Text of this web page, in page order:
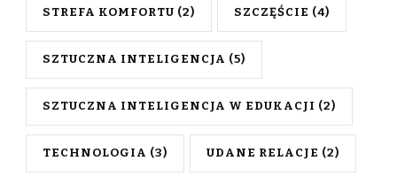
STREFA KOMFORTU (2) SZCZĘŚCIE (4)
SZTUCZNA INTELIGENCJA (5)
SZTUCZNA INTELIGENCJA W EDUKACJI (2)
TECHNOLOGIA (3) UDANE RELACJE (2)